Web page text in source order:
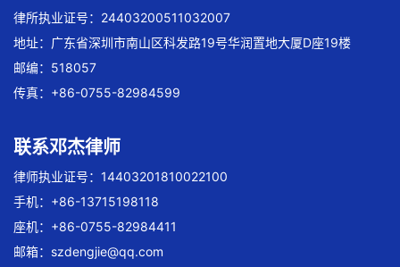
律所执业证号：24403200511032007
地址：广东省深圳市南山区科发路19号华润置地大厦D座19楼
邮编：518057
传真：+86-0755-82984599
联系邓杰律师
律师执业证号：14403201810022100
手机：+86-13715198118
座机：+86-0755-82984411
邮箱： szdengjie@qq.com